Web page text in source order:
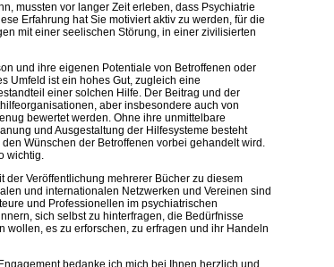
mussten vor langer Zeit erleben, dass Psychiatrie
Erfahrung hat Sie motiviert aktiv zu werden, für die
mit einer seelischen Störung, in einer zivilisierten
und ihre eigenen Potentiale von Betroffenen oder
Umfeld ist ein hohes Gut, zugleich eine
einer solchen Hilfe. Der Beitrag und der
aber insbesondere auch von
bewertet werden. Ohne ihre unmittelbare
und Ausgestaltung der Hilfesysteme besteht
Wünschen der Betroffenen vorbei gehandelt wird.
wichtig.
der Veröffentlichung mehrerer Bücher zu diesem
und internationalen Netzwerken und Vereinen sind
und Professionellen im psychiatrischen
sich selbst zu hinterfragen, die Bedürfnisse
wollen, es zu erforschen, zu erfragen und ihr Handeln
bedanke ich mich bei Ihnen herzlich und